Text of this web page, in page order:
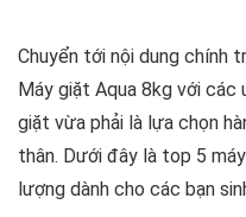
Chuyển tới nội dung chính
Máy giặt Aqua 8kg với các
giặt vừa phải là lựa chọn
thân. Dưới đây là top 5
lượng dành cho các bạn